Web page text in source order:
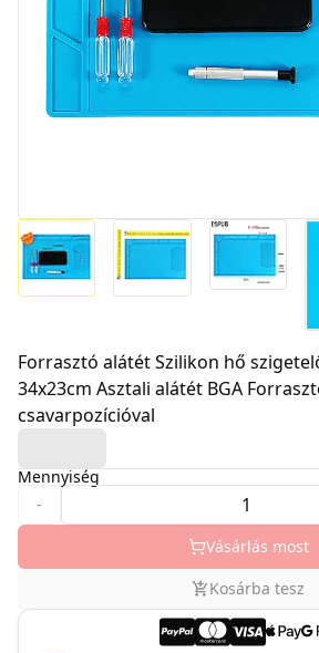
Forrasztó alátét Szilikon hő
34x23cm Asztali alátét BGA
csavarpozícióval
Mennyiség
-
Vásárlás most
Kosárba tesz